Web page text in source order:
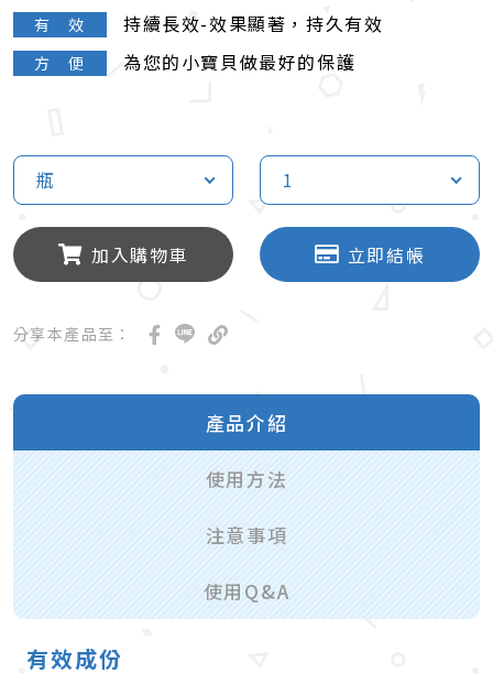
有 效 持續長效-效果顯著，持久有效
方 便 為您的小寶貝做最好的保護
瓶 1
加入購物車 立即結帳
分享本產品至：
產品介紹
使用方法
注意事項
使用Q&A
有效成份